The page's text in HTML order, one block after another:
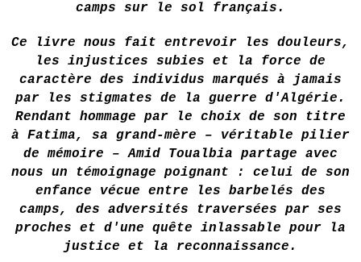
camps sur le sol français.
Ce livre nous fait entrevoir les douleurs,
les injustices subies et la force de
caractère des individus marqués à jamais
par les stigmates de la guerre d'Algérie.
Rendant hommage par le choix de son titre
à Fatima, sa grand-mère – véritable pilier
de mémoire – Amid Toualbia partage avec
nous un témoignage poignant : celui de son
enfance vécue entre les barbelés des
camps, des adversités traversées par ses
proches et d'une quête inlassable pour la
justice et la reconnaissance.